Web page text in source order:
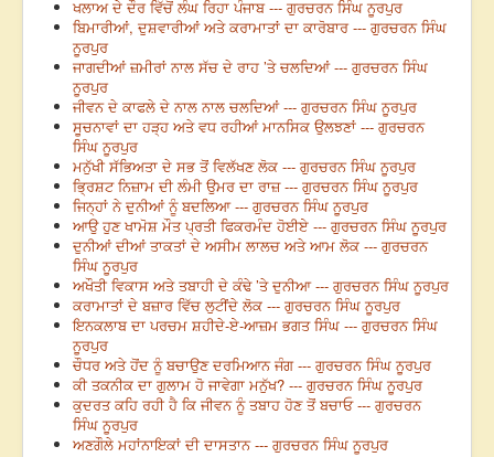
ਖਲਾਅ ਦੇ ਦੌਰ ਵਿੱਚੋਂ ਲੰਘ ਰਿਹਾ ਪੰਜਾਬ --- ਗੁਰਚਰਨ ਸਿੰਘ ਨੂਰਪੁਰ
ਬਿਮਾਰੀਆਂ, ਦੁਸ਼ਵਾਰੀਆਂ ਅਤੇ ਕਰਾਮਾਤਾਂ ਦਾ ਕਾਰੋਬਾਰ --- ਗੁਰਚਰਨ ਸਿੰਘ
ਨੂਰਪੁਰ
ਜਾਗਦੀਆਂ ਜ਼ਮੀਰਾਂ ਨਾਲ ਸੱਚ ਦੇ ਰਾਹ ’ਤੇ ਚਲਦਿਆਂ --- ਗੁਰਚਰਨ ਸਿੰਘ
ਨੂਰਪੁਰ
ਜੀਵਨ ਦੇ ਕਾਫਲੇ ਦੇ ਨਾਲ ਨਾਲ ਚਲਦਿਆਂ --- ਗੁਰਚਰਨ ਸਿੰਘ ਨੂਰਪੁਰ
ਸੂਚਨਾਵਾਂ ਦਾ ਹੜ੍ਹ ਅਤੇ ਵਧ ਰਹੀਆਂ ਮਾਨਸਿਕ ਉਲਝਣਾਂ --- ਗੁਰਚਰਨ
ਸਿੰਘ ਨੂਰਪੁਰ
ਮਨੁੱਖੀ ਸੱਭਿਅਤਾ ਦੇ ਸਭ ਤੋਂ ਵਿਲੱਖਣ ਲੋਕ --- ਗੁਰਚਰਨ ਸਿੰਘ ਨੂਰਪੁਰ
ਭ੍ਰਿਸ਼ਟ ਨਿਜ਼ਾਮ ਦੀ ਲੰਮੀ ਉਮਰ ਦਾ ਰਾਜ਼ --- ਗੁਰਚਰਨ ਸਿੰਘ ਨੂਰਪੁਰ
ਜਿਨ੍ਹਾਂ ਨੇ ਦੁਨੀਆਂ ਨੂੰ ਬਦਲਿਆ --- ਗੁਰਚਰਨ ਸਿੰਘ ਨੂਰਪੁਰ
ਆਉ ਹੁਣ ਖਾਮੋਸ਼ ਮੌਤ ਪ੍ਰਤੀ ਫਿਕਰਮੰਦ ਹੋਈਏ --- ਗੁਰਚਰਨ ਸਿੰਘ ਨੂਰਪੁਰ
ਦੁਨੀਆਂ ਦੀਆਂ ਤਾਕਤਾਂ ਦੇ ਅਸੀਮ ਲਾਲਚ ਅਤੇ ਆਮ ਲੋਕ --- ਗੁਰਚਰਨ
ਸਿੰਘ ਨੂਰਪੁਰ
ਅਖੌਤੀ ਵਿਕਾਸ ਅਤੇ ਤਬਾਹੀ ਦੇ ਕੰਢੇ ’ਤੇ ਦੁਨੀਆ --- ਗੁਰਚਰਨ ਸਿੰਘ ਨੂਰਪੁਰ
ਕਰਾਮਾਤਾਂ ਦੇ ਬਜ਼ਾਰ ਵਿੱਚ ਲੁਟੀਂਦੇ ਲੋਕ --- ਗੁਰਚਰਨ ਸਿੰਘ ਨੂਰਪੁਰ
ਇਨਕਲਾਬ ਦਾ ਪਰਚਮ ਸ਼ਹੀਦੇ-ਏ-ਆਜ਼ਮ ਭਗਤ ਸਿੰਘ --- ਗੁਰਚਰਨ ਸਿੰਘ
ਨੂਰਪੁਰ
ਚੌਧਰ ਅਤੇ ਹੋਂਦ ਨੂੰ ਬਚਾਉਣ ਦਰਮਿਆਨ ਜੰਗ --- ਗੁਰਚਰਨ ਸਿੰਘ ਨੂਰਪੁਰ
ਕੀ ਤਕਨੀਕ ਦਾ ਗੁਲਾਮ ਹੋ ਜਾਵੇਗਾ ਮਨੁੱਖ? --- ਗੁਰਚਰਨ ਸਿੰਘ ਨੂਰਪੁਰ
ਕੁਦਰਤ ਕਹਿ ਰਹੀ ਹੈ ਕਿ ਜੀਵਨ ਨੂੰ ਤਬਾਹ ਹੋਣ ਤੋਂ ਬਚਾਓ --- ਗੁਰਚਰਨ
ਸਿੰਘ ਨੂਰਪੁਰ
ਅਣਗੌਲੇ ਮਹਾਂਨਾਇਕਾਂ ਦੀ ਦਾਸਤਾਨ --- ਗੁਰਚਰਨ ਸਿੰਘ ਨੂਰਪੁਰ